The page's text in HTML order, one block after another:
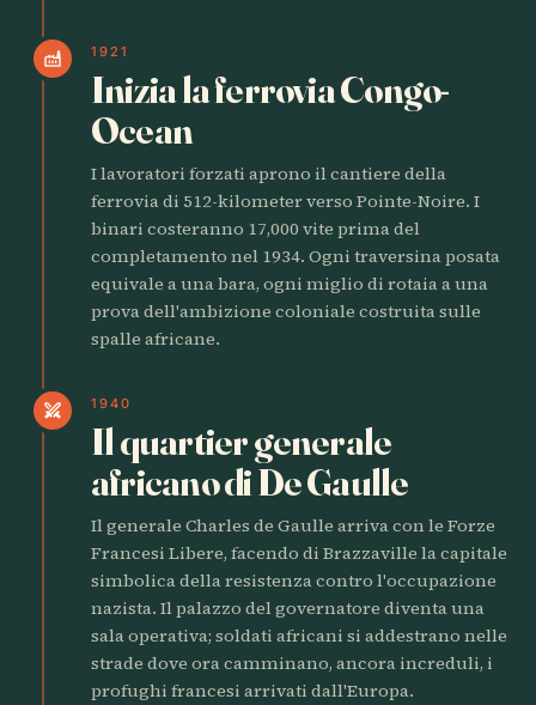
factory 1921
Inizia la ferrovia Congo-
Ocean
I lavoratori forzati aprono il cantiere della
ferrovia di 512-kilometer verso Pointe-Noire. I
binari costeranno 17,000 vite prima del
completamento nel 1934. Ogni traversina posata
equivale a una bara, ogni miglio di rotaia a una
prova dell'ambizione coloniale costruita sulle
spalle africane.
swords 1940
Il quartier generale
africano di De Gaulle
Il generale Charles de Gaulle arriva con le Forze
Francesi Libere, facendo di Brazzaville la capitale
simbolica della resistenza contro l'occupazione
nazista. Il palazzo del governatore diventa una
sala operativa; soldati africani si addestrano nelle
strade dove ora camminano, ancora increduli, i
profughi francesi arrivati dall'Europa.